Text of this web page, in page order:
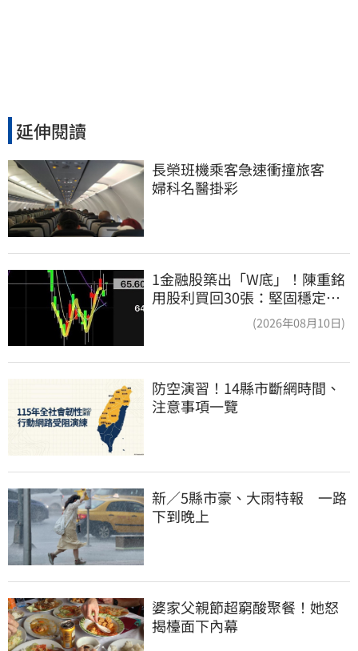
延伸閱讀
長榮班機乘客急速衝撞旅客
婦科名醫掛彩
1金融股築出「W底」！陳重銘
用股利買回30張：堅固穩定的
(2026年08月10日)
防空演習！14縣市斷網時間、
注意事項一覽
新／5縣市豪、大雨特報　一路
下到晚上
婆家父親節超窮酸聚餐！她怒
揭檯面下內幕